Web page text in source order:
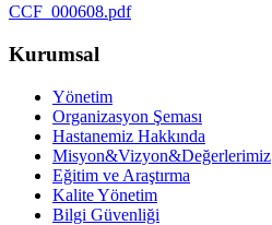
CCF_000608.pdf
Kurumsal
Yönetim
Organizasyon Şeması
Hastanemiz Hakkında
Misyon&Vizyon&Değerlerimiz
Eğitim ve Araştırma
Kalite Yönetim
Bilgi Güvenliği